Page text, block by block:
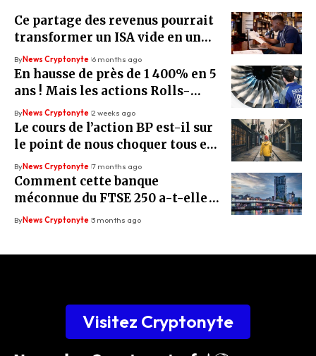
Ce partage des revenus pourrait
transformer un ISA vide en un
deuxième revenu de 39 000 £
ByNews Cryptonyte 6 months ago
En hausse de près de 1 400% en 5
ans ! Mais les actions Rolls-
Royce sont-elles encore
secrètement sous-évaluées ?
ByNews Cryptonyte 2 weeks ago
Le cours de l’action BP est-il sur
le point de nous choquer tous en
2026 ?
ByNews Cryptonyte 7 months ago
Comment cette banque
méconnue du FTSE 250 a-t-elle
connu une croissance 7 fois plus
ByNews Cryptonyte 3 months ago
Visitez Cryptonyte